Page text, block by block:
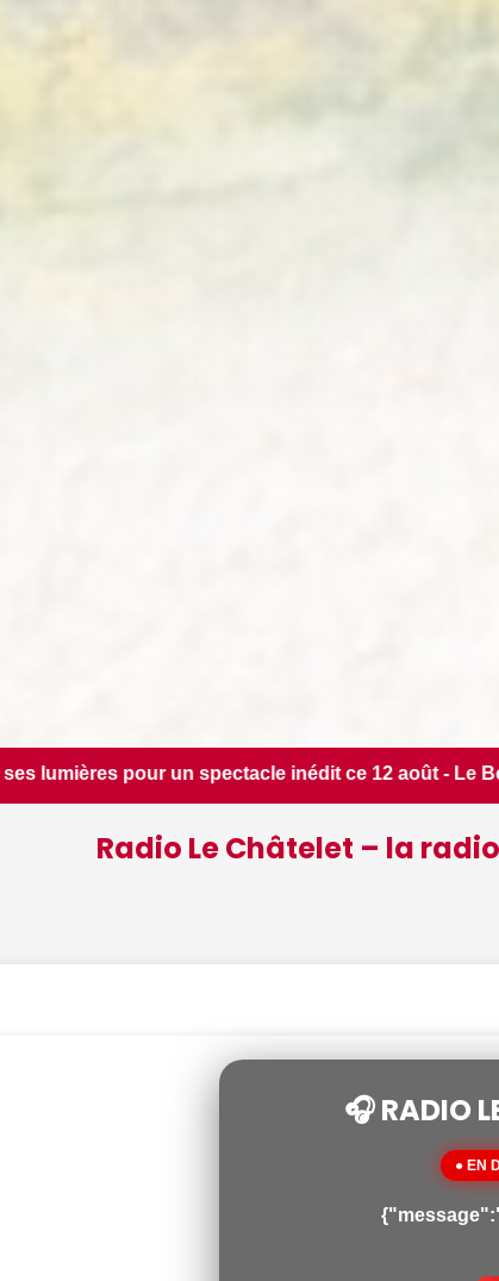
Berry Républicain • 📰 Incendies : des
Radio Le Châtelet – la
🎧 RADIO
● EN